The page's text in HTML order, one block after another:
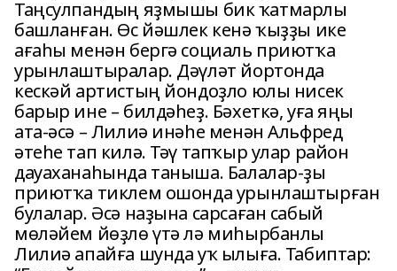
Таңсулпандың яҙмышы бик ҡатмарлы
башланған. Өс йәшлек кенә ҡыҙҙы ике
ағаһы менән бергә социаль приютҡа
урынлаштыралар. Дәүләт йортонда
кескәй артистың йондоҙло юлы нисек
барыр ине – билдәһеҙ. Бәхеткә, уға яңы
ата-әсә – Лилиә инәһе менән Альфред
әтеһе тап килә. Тәү тапҡыр улар район
дауаханаһында таныша. Балалар-ҙы
приютҡа тиклем ошонда урынлаштырған
булалар. Әсә наҙына сарсаған сабый
мөләйем йөҙлө үтә лә миһырбанлы
Лилиә апайға шунда уҡ ылыға. Табиптар: